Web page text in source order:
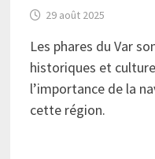
29 août 2025
Les phares du Var
historiques et
l’importance de la
cette région.